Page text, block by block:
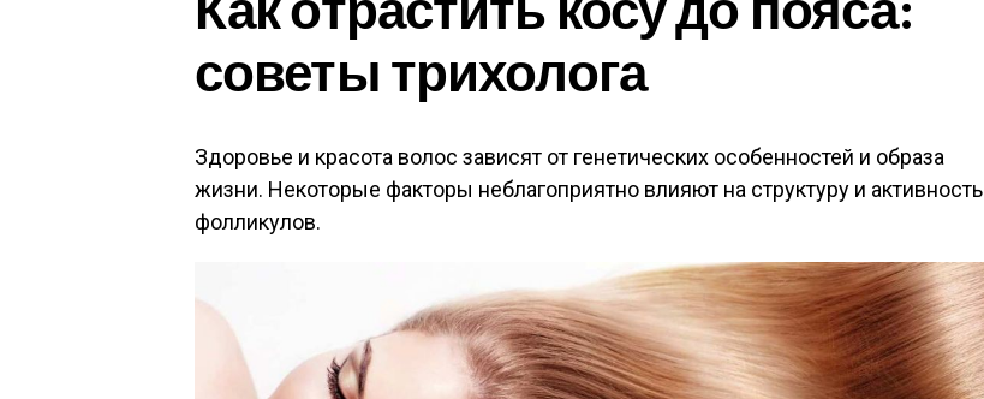
советы трихолога
Здоровье и красота волос зависят от генетических особенностей и образа
жизни. Некоторые факторы неблагоприятно влияют на структуру и активность
фолликулов.